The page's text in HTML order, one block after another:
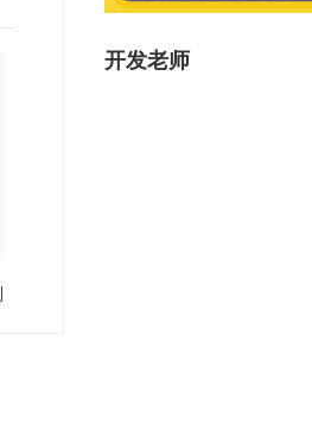
开发老师